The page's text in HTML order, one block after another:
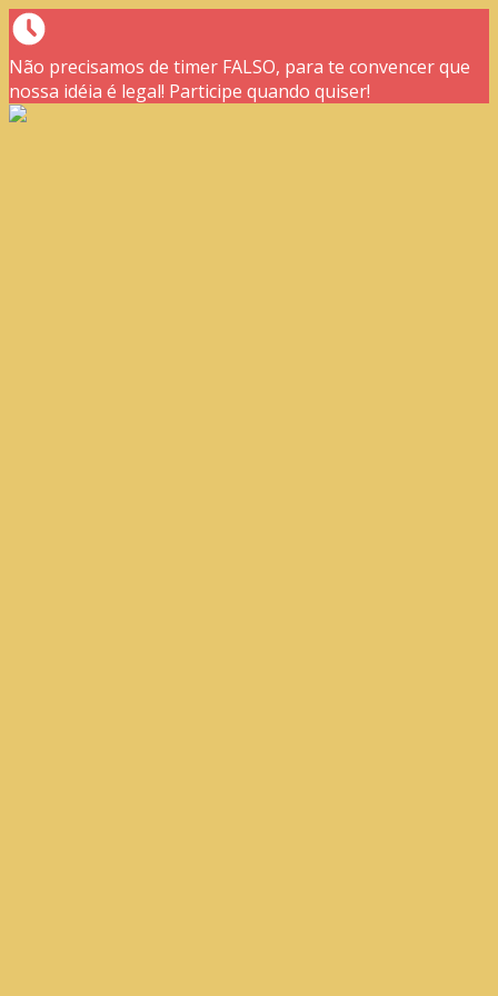
Não precisamos de timer FALSO, para te convencer que
nossa idéia é legal! Participe quando quiser!